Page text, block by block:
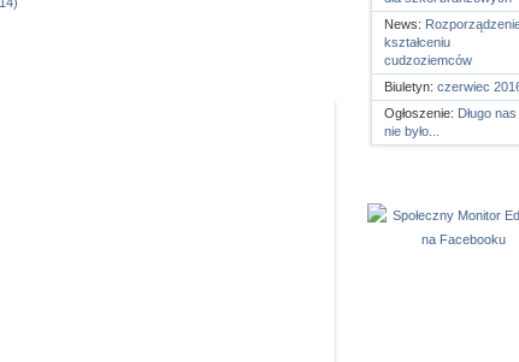
News:
kształceniu
cudzoziemców
Biuletyn: czerwiec
Ogłoszenie: Długo
nie było...